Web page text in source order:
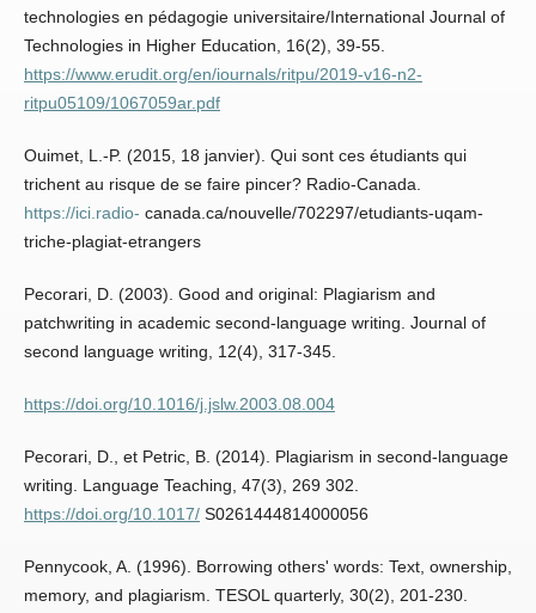
technologies en pédagogie universitaire/International Journal of
Technologies in Higher Education, 16(2), 39-55.
https://www.erudit.org/en/iournals/ritpu/2019-v16-n2-
ritpu05109/1067059ar.pdf
Ouimet, L.-P. (2015, 18 janvier). Qui sont ces étudiants qui
trichent au risque de se faire pincer? Radio-Canada.
https://ici.radio- canada.ca/nouvelle/702297/etudiants-uqam-
triche-plagiat-etrangers
Pecorari, D. (2003). Good and original: Plagiarism and
patchwriting in academic second-language writing. Journal of
second language writing, 12(4), 317-345.
https://doi.org/10.1016/j.jslw.2003.08.004
Pecorari, D., et Petric, B. (2014). Plagiarism in second-language
writing. Language Teaching, 47(3), 269 302.
https://doi.org/10.1017/S0261444814000056
Pennycook, A. (1996). Borrowing others' words: Text, ownership,
memory, and plagiarism. TESOL quarterly, 30(2), 201-230.